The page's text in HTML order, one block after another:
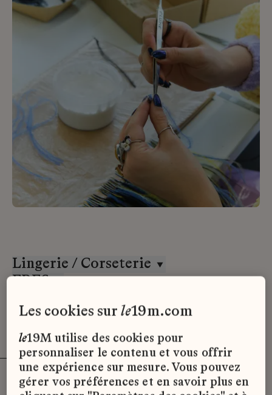
Lingerie / Corseterie
ERES
Désolé, il semble qu’il n’y ait pas
les cookies surle19m.com
le19M utilise des cookies pour
personnaliser le contenu et vous offrir
une expérience sur mesure. Vous pouvez
gérer vos préférences et en savoir plus en